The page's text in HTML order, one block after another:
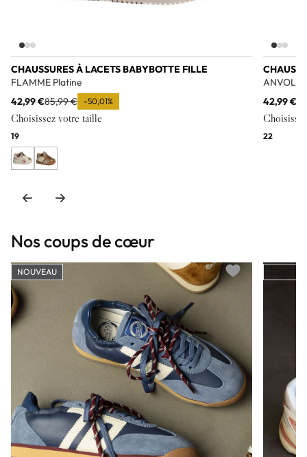
CHAUSSURES À LACETS BABYBOTTE FILLE
FLAMME Platine
42,99 €85,99 € -50,01%
Choisissez votre taille
19
ANVOLE
42,99 €
22
Nos coups de cœur
NOUVEAU
Add to wishlist